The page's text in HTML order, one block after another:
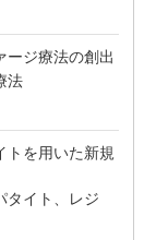
ージ療法の創出
法
トを用いた新規
タイト、レジ